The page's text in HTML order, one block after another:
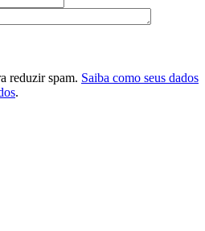
reduzir spam. Saiba como seus dados
.